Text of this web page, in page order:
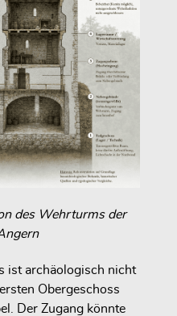
des Wehrturms der
ist archäologisch nicht
Obergeschoss
Der Zugang könnte